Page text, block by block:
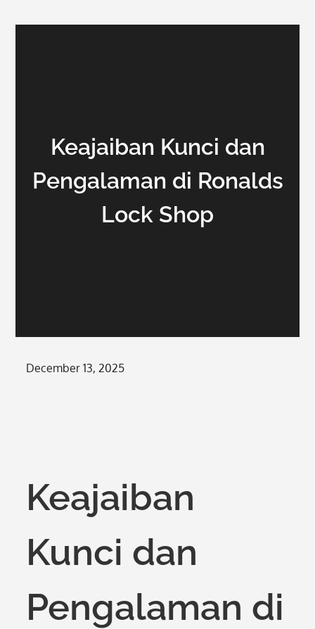
Keajaiban Kunci dan
Pengalaman di Ronalds
Lock Shop
Posted
December 13, 2025
Keajaiban
Kunci dan
Pengalaman di